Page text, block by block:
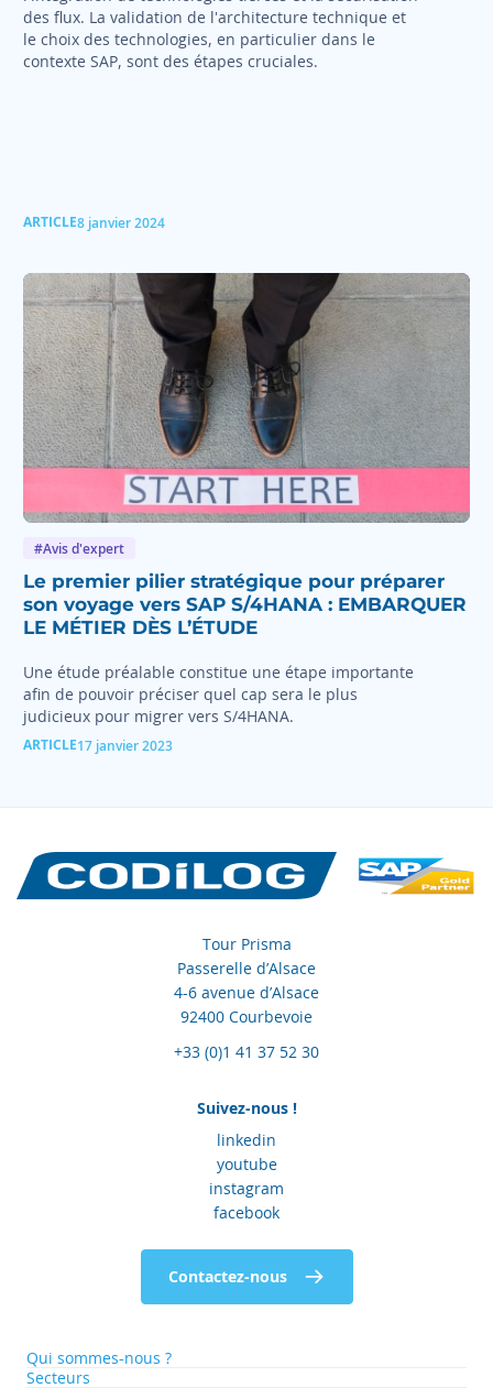
des flux. La validation de l'architecture technique et
le choix des technologies, en particulier dans le
contexte SAP, sont des étapes cruciales.
ARTICLE8 janvier 2024
#Avis d'expert
Le premier pilier stratégique pour préparer
son voyage vers SAP S/4HANA : EMBARQUER
LE MÉTIER DÈS L’ÉTUDE
Une étude préalable constitue une étape importante
afin de pouvoir préciser quel cap sera le plus
judicieux pour migrer vers S/4HANA.
ARTICLE17 janvier 2023
Tour Prisma
Passerelle d’Alsace
4-6 avenue d’Alsace
92400 Courbevoie
+33 (0)1 41 37 52 30
Suivez-nous !
linkedin
youtube
instagram
facebook
Contactez-nous
Qui sommes-nous ?
Secteurs